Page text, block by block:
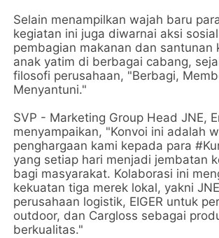
Selain menampilkan wajah baru
kegiatan ini juga diwarnai aksi
pembagian makanan dan santunan
anak yatim di berbagai cabang,
filosofi perusahaan, "Berbagi,
Menyantuni."
SVP - Marketing Group Head JNE,
menyampaikan, "Konvoi ini adalah
penghargaan kami kepada para
yang setiap hari menjadi jembatan
bagi masyarakat. Kolaborasi ini
kekuatan tiga merek lokal, yakni
perusahaan logistik, EIGER untuk
outdoor, dan Cargloss sebagai
berkualitas."